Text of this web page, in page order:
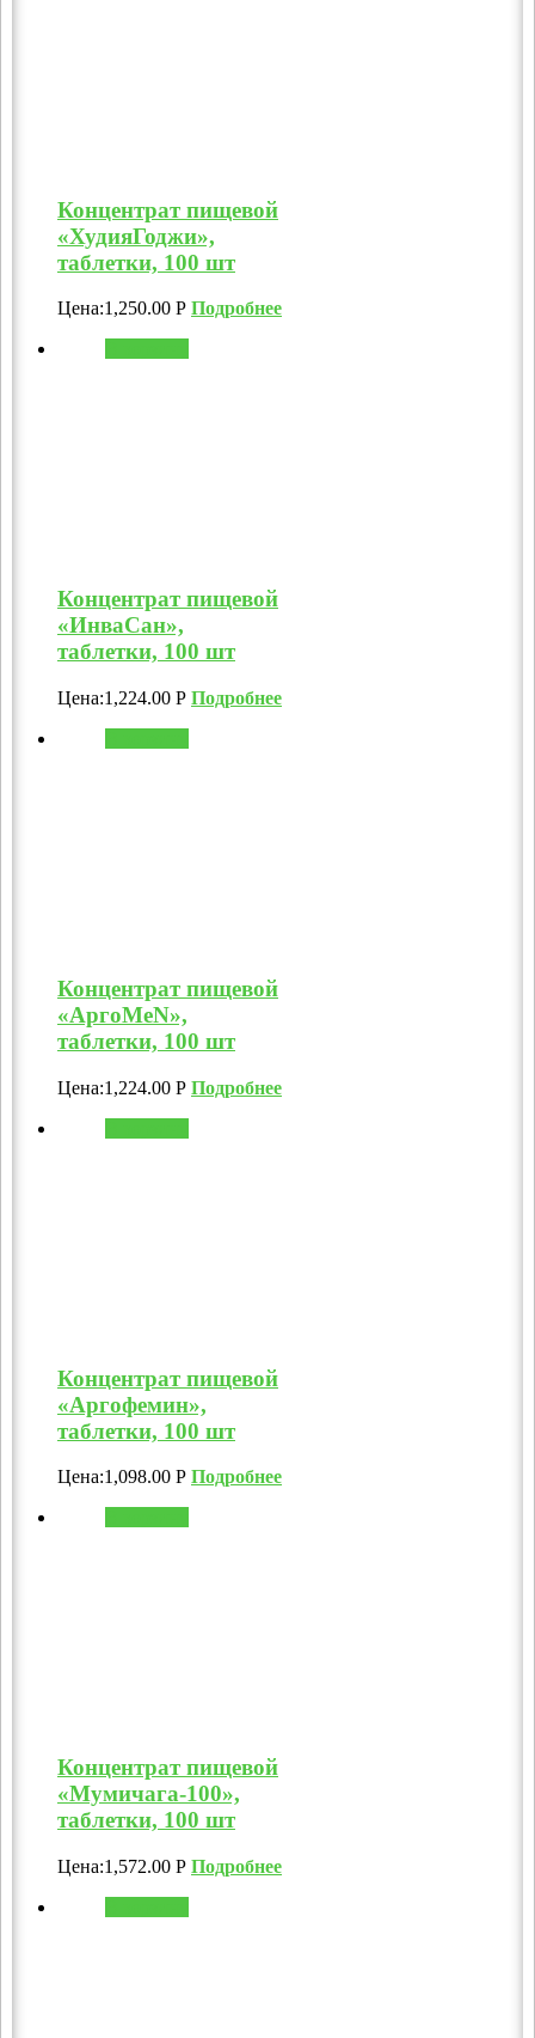
Концентрат пищевой
«ХудияГоджи»,
таблетки, 100 шт
Цена:1,250.00 Р Подробнее
Концентрат пищевой
«ИнваСан»,
таблетки, 100 шт
Цена:1,224.00 Р Подробнее
Концентрат пищевой
«АргоMeN»,
таблетки, 100 шт
Цена:1,224.00 Р Подробнее
Концентрат пищевой
«Аргофемин»,
таблетки, 100 шт
Цена:1,098.00 Р Подробнее
Концентрат пищевой
«Мумичага-100»,
таблетки, 100 шт
Цена:1,572.00 Р Подробнее